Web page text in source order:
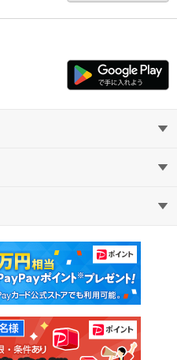
中古マンション
中古一戸建て
土地
教えて！住まいの先生